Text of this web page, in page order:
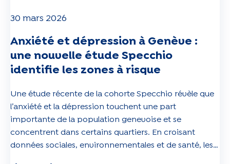
30 mars 2026
Anxiété et dépression à Genève :
une nouvelle étude Specchio
identifie les zones à risque
Une étude récente de la cohorte Specchio révèle que
l’anxiété et la dépression touchent une part
importante de la population genevoise et se
concentrent dans certains quartiers. En croisant
données sociales, environnementales et de santé, les